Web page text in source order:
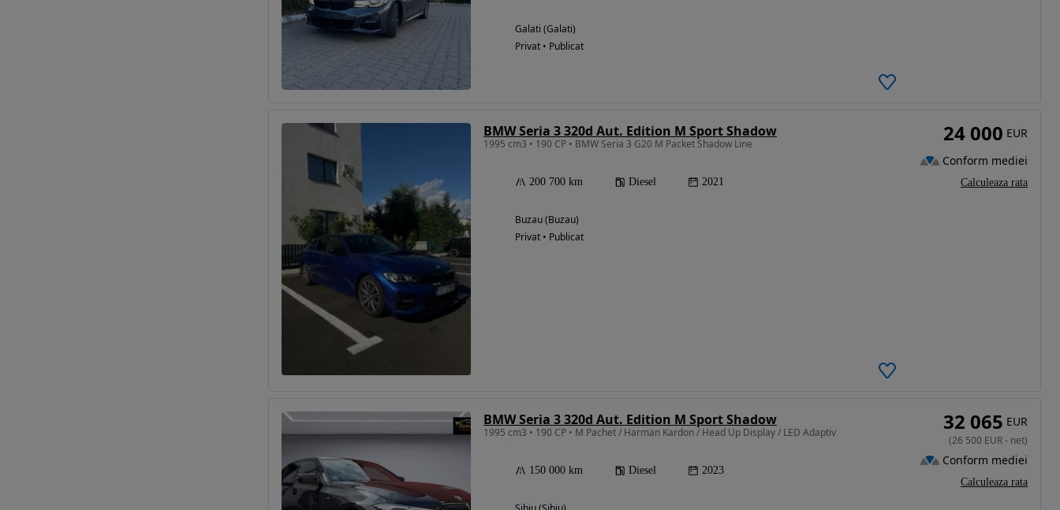
Galati (Galati)
Privat • Publicat
BMW Seria 3 320d Aut. Edition M Sport Shadow
1995 cm3 • 190 CP • BMW Seria 3 G20 M Packet Shadow Line
200 700 km Diesel 2021
Buzau (Buzau)
Privat • Publicat
24 000 EUR
Conform mediei
Calculeaza rata
BMW Seria 3 320d Aut. Edition M Sport Shadow
1995 cm3 • 190 CP • M Pachet / Harman Kardon / Head Up Display / LED Adaptiv
150 000 km Diesel 2023
32 065 EUR
(26 500 EUR- net)
Conform mediei
Calculeaza rata